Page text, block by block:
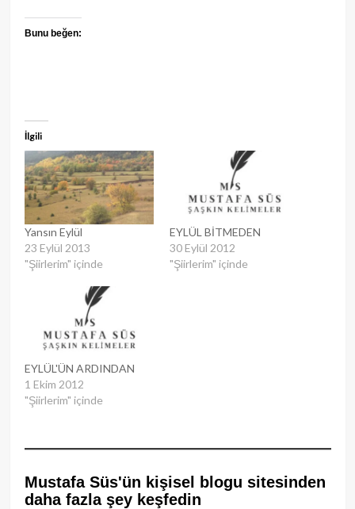
Bunu beğen:
İlgili
Yansın Eylül
23 Eylül 2013
"Şiirlerim" içinde
EYLÜL BİTMEDEN
30 Eylül 2012
"Şiirlerim" içinde
EYLÜL'ÜN ARDINDAN
1 Ekim 2012
"Şiirlerim" içinde
Mustafa Süs'ün kişisel blogu sitesinden
daha fazla şey keşfedin